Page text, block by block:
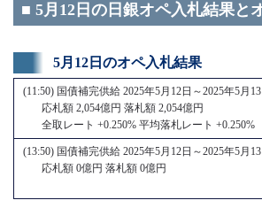
■ 5月12日の日銀オペ入札結果と
5月12日のオペ入札結果
(11:50) 国債補完供給 2025年5月12日～2025年5月13
応札額 2,054億円 落札額 2,054億円
全取レート +0.250% 平均落札レート +0.250%
(13:50) 国債補完供給 2025年5月12日～2025年5月13
応札額 0億円 落札額 0億円